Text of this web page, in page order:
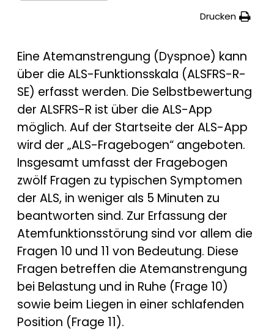
Drucken
Eine Atemanstrengung (Dyspnoe) kann
über die ALS-Funktionsskala (ALSFRS-R-
SE) erfasst werden. Die Selbstbewertung
der ALSFRS-R ist über die ALS-App
möglich. Auf der Startseite der ALS-App
wird der „ALS-Fragebogen“ angeboten.
Insgesamt umfasst der Fragebogen
zwölf Fragen zu typischen Symptomen
der ALS, in weniger als 5 Minuten zu
beantworten sind. Zur Erfassung der
Atemfunktionsstörung sind vor allem die
Fragen 10 und 11 von Bedeutung. Diese
Fragen betreffen die Atemanstrengung
bei Belastung und in Ruhe (Frage 10)
sowie beim Liegen in einer schlafenden
Position (Frage 11).